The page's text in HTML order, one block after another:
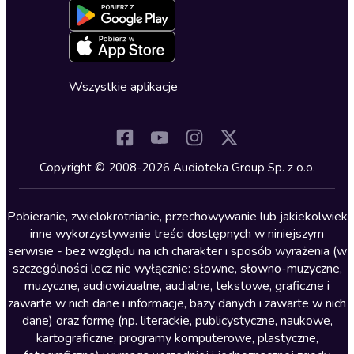
Kryminały
Lektury szkolne
Literatura anglojęzyczna
Literatura faktu
Literatura obyczajowa
Literatura piękna obca
Literatura piękna polska
Deklaracja dostępności
Oferta dla firm i bibliotek
Blog
Zapowiedzi
Cykle audiobooków
Wszystkie aplikacje
Copyright © 2008-2026 Audioteka Group Sp. z o.o.
Pobieranie, zwielokrotnianie, przechowywanie lub jakiekolwiek
inne wykorzystywanie treści dostępnych w niniejszym
serwisie - bez względu na ich charakter i sposób wyrażenia (w
szczególności lecz nie wyłącznie: słowne, słowno-muzyczne,
muzyczne, audiowizualne, audialne, tekstowe, graficzne i
zawarte w nich dane i informacje, bazy danych i zawarte w nich
dane) oraz formę (np. literackie, publicystyczne, naukowe,
kartograficzne, programy komputerowe, plastyczne,